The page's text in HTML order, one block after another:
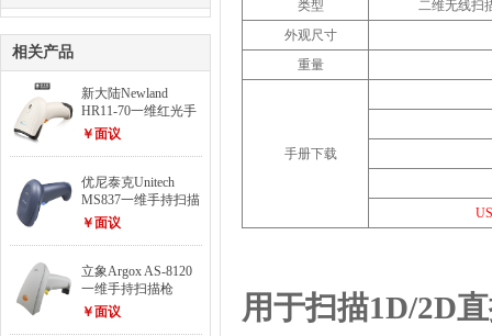
相关产品
新大陆Newland
HR11-70一维红光手
持扫描枪
￥面议
优尼泰克Unitech
MS837一维手持扫描
枪（已停产）
￥面议
立象Argox AS-8120
一维手持扫描枪
￥面议
类型
二维无线扫
外观尺寸
重量
手册下载
用于扫描1D/2D